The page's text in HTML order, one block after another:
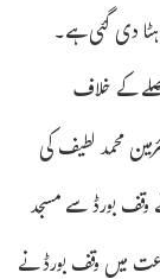
دی گئی ہے۔
کے خلاف
محمد لطیف کی
بورڈ سے مسجد
میں وقف بورڈ نے